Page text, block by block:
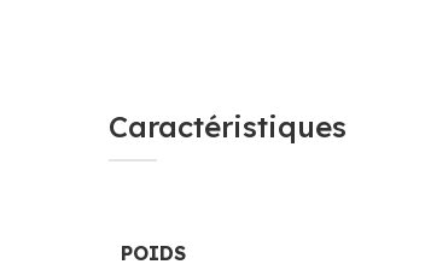
Caractéristiques
POIDS